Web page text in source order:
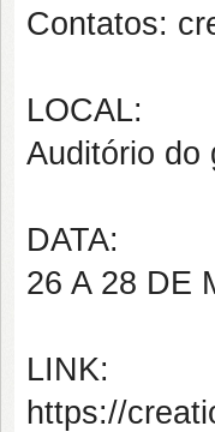
Contatos:
LOCAL:
Auditório do
DATA:
26 A 28 DE
LINK:
https://